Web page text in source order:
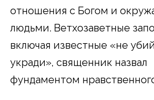
отношения с Богом и
людьми. Ветхозаветные
включая известные «не
укради», священник назвал
фундаментом